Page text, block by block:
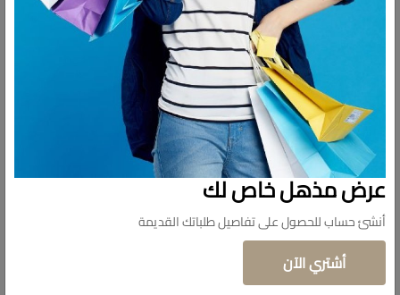
البريد الالكتروني
info@dollar-group.com
تابعونا
© حقوق الملكية 2026 دولار للاستيراد.
تم التطوير بواسطة
عرض مذهل خاص لك
أنشئ حساب للحصول على تفاصيل طلباتك القديمة
أشتري الآن